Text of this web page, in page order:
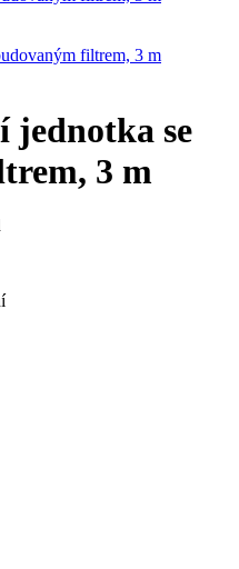
jednotka se
3 m